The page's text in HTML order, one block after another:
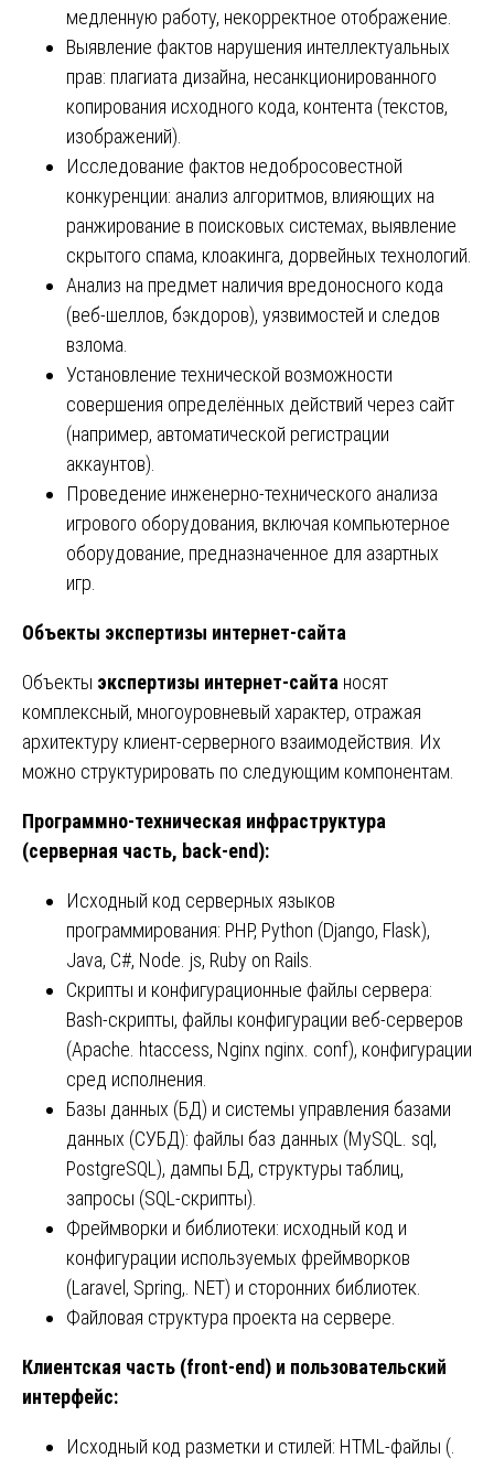
медленную работу, некорректное отображение.
Выявление фактов нарушения интеллектуальных
прав: плагиата дизайна, несанкционированного
копирования исходного кода, контента (текстов,
изображений).
Исследование фактов недобросовестной
конкуренции: анализ алгоритмов, влияющих на
ранжирование в поисковых системах, выявление
скрытого спама, клоакинга, дорвейных технологий.
Анализ на предмет наличия вредоносного кода
(веб-шеллов, бэкдоров), уязвимостей и следов
взлома.
Установление технической возможности
совершения определённых действий через сайт
(например, автоматической регистрации
аккаунтов).
Проведение инженерно-технического анализа
игрового оборудования, включая компьютерное
оборудование, предназначенное для азартных
игр.
Объекты экспертизы интернет-сайта
Объекты экспертизы интернет-сайта носят
комплексный, многоуровневый характер, отражая
архитектуру клиент-серверного взаимодействия. Их
можно структурировать по следующим компонентам.
Программно-техническая инфраструктура
(серверная часть, back-end):
Исходный код серверных языков
программирования: PHP, Python (Django, Flask),
Java, C#, Node. js, Ruby on Rails.
Скрипты и конфигурационные файлы сервера:
Bash-скрипты, файлы конфигурации веб-серверов
(Apache. htaccess, Nginx nginx. conf), конфигурации
сред исполнения.
Базы данных (БД) и системы управления базами
данных (СУБД): файлы баз данных (MySQL. sql,
PostgreSQL), дампы БД, структуры таблиц,
запросы (SQL-скрипты).
Фреймворки и библиотеки: исходный код и
конфигурации используемых фреймворков
(Laravel, Spring,. NET) и сторонних библиотек.
Файловая структура проекта на сервере.
Клиентская часть (front-end) и пользовательский
интерфейс:
Исходный код разметки и стилей: HTML-файлы (.